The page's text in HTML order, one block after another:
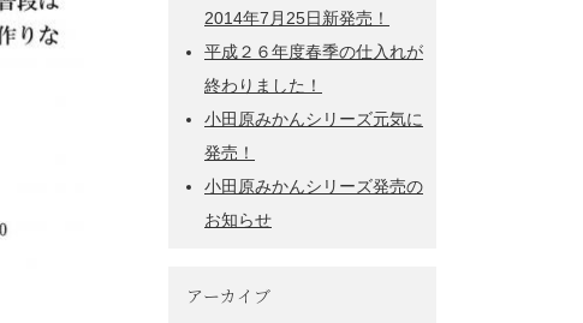
2014年7月25日新発売！
平成２６年度春季の仕入れが
終わりました！
小田原みかんシリーズ元気に
発売！
小田原みかんシリーズ発売の
お知らせ
アーカイブ